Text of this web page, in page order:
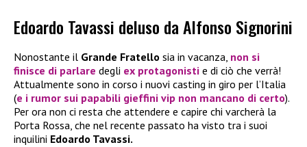
Edoardo Tavassi deluso da Alfonso Signorini
Nonostante il Grande Fratello sia in vacanza, non si
finisce di parlare degli ex protagonisti e di ciò che verrà!
Attualmente sono in corso i nuovi casting in giro per l’Italia
(e i rumor sui papabili gieffini vip non mancano di certo).
Per ora non ci resta che attendere e capire chi varcherà la
Porta Rossa, che nel recente passato ha visto tra i suoi
inquilini Edoardo Tavassi.